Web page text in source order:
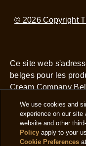
© 2026 Copyright
Ce site web
belges pour les
Cream Company
Voir
We use cookies and
experience on our
website and other
Policy apply to your
Cookie Preferences